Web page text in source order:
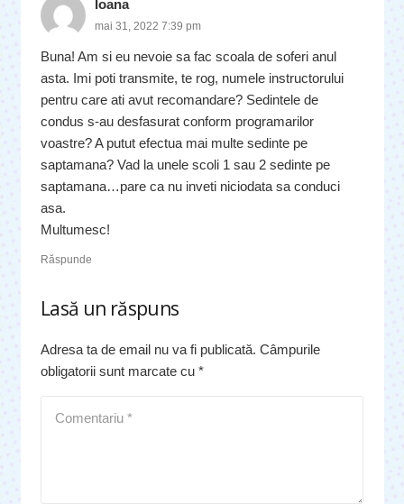
Ioana
mai 31, 2022 7:39 pm
Buna! Am si eu nevoie sa fac scoala de soferi anul
asta. Imi poti transmite, te rog, numele instructorului
pentru care ati avut recomandare? Sedintele de
condus s-au desfasurat conform programarilor
voastre? A putut efectua mai multe sedinte pe
saptamana? Vad la unele scoli 1 sau 2 sedinte pe
saptamana…pare ca nu inveti niciodata sa conduci
asa.
Multumesc!
Răspunde
Lasă un răspuns
Adresa ta de email nu va fi publicată. Câmpurile
obligatorii sunt marcate cu *